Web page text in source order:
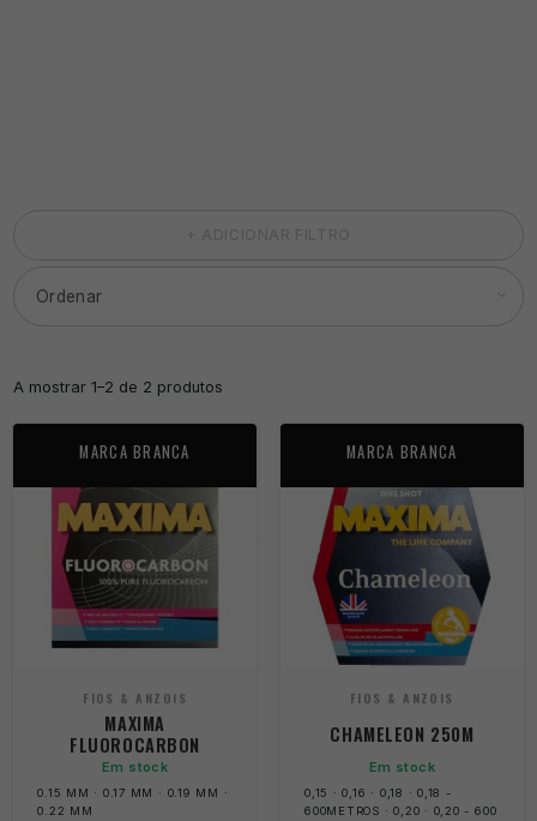
A mostrar 1–2 de 2 produtos
MARCA BRANCA
FIOS & ANZOIS
MAXIMA
FLUOROCARBON
Em stock
0.15 MM · 0.17 MM · 0.19 MM ·
0.22 MM
MARCA BRANCA
FIOS & ANZOIS
CHAMELEON 250M
Em stock
0,15 · 0,16 · 0,18 · 0,18 -
600METROS · 0,20 · 0,20 - 600